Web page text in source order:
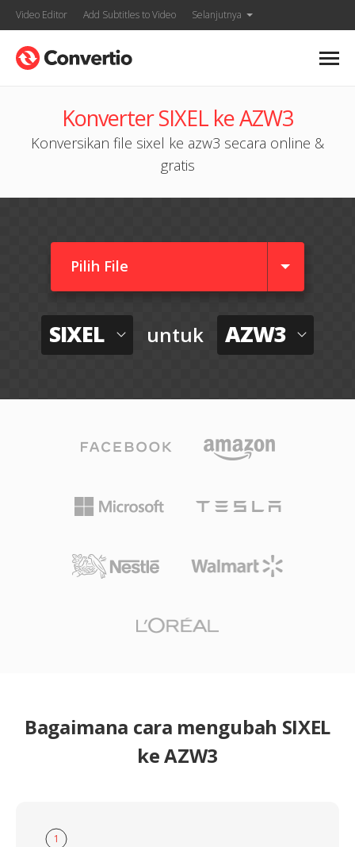
Video Editor Add Subtitles to Video Selanjutnya
Konverter SIXEL ke AZW3
Konversikan file sixel ke azw3 secara online &
gratis
Pilih File
SIXEL untuk AZW3
Bagaimana cara mengubah SIXEL
ke AZW3
1